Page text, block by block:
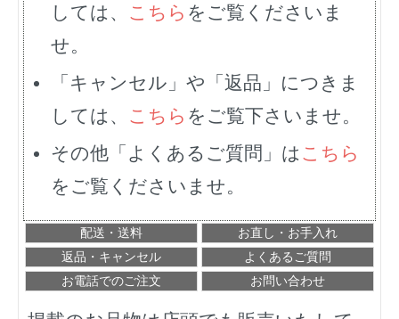
しては、
こちら をご覧くださいま
せ。
「キャンセル」や「返品」につきま
しては、
こちら をご覧下さいませ。
その他「よくあるご質問」は こちら
をご覧くださいませ。
配送・送料
お直し・お手入れ
返品・キャンセル
よくあるご質問
お電話でのご注文
お問い合わせ